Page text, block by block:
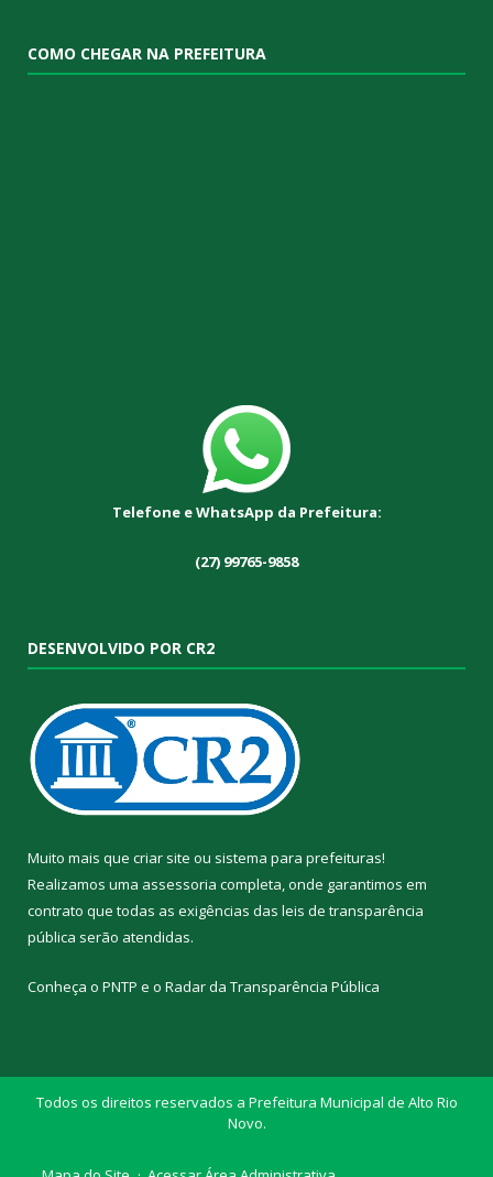
COMO CHEGAR NA PREFEITURA
Telefone e WhatsApp da Prefeitura:
(27) 99765-9858
DESENVOLVIDO POR CR2
Muito mais que criar site ou sistema para prefeituras!
Realizamos uma assessoria completa, onde garantimos em
contrato que todas as exigências das leis de transparência
pública serão atendidas.
Conheça o PNTP e o Radar da Transparência Pública
Todos os direitos reservados a Prefeitura Municipal de Alto Rio
Novo.